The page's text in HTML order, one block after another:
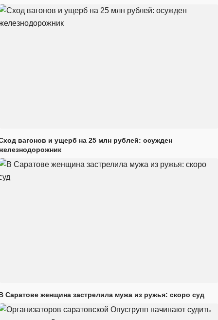
вагонов и ущерб на 25 млн рублей: осужден
Саратове женщина застрелила мужа из ружья: скоро суд